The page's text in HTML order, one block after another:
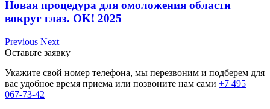
Новая процедура для омоложения области
вокруг глаз. OK! 2025
Previous Next
Оставьте заявку
Укажите свой номер телефона, мы перезвоним и подберем для
вас удобное время приема или позвоните нам сами +7 495
067-73-42